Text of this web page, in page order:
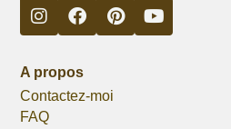
A propos
Contactez-moi
FAQ